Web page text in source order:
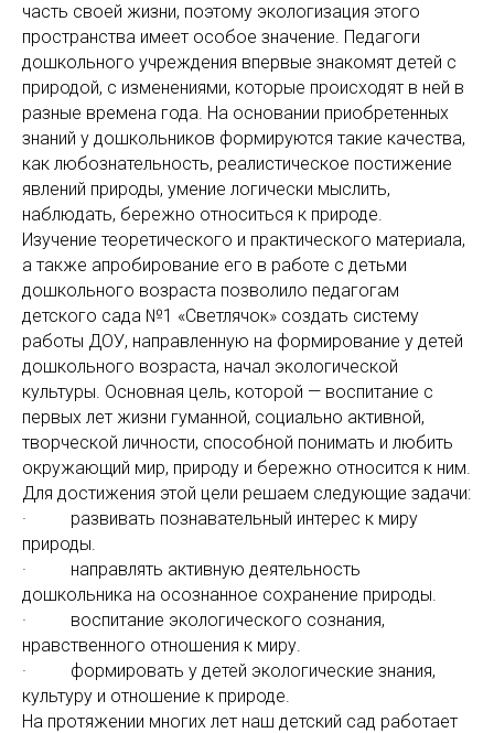
часть своей жизни, поэтому экологизация этого
пространства имеет особое значение. Педагоги
дошкольного учреждения впервые знакомят детей с
природой, с изменениями, которые происходят в ней в
разные времена года. На основании приобретенных
знаний у дошкольников формируются такие качества,
как любознательность, реалистическое постижение
явлений природы, умение логически мыслить,
наблюдать, бережно относиться к природе.
Изучение теоретического и практического материала,
а также апробирование его в работе с детьми
дошкольного возраста позволило педагогам
детского сада №1 «Светлячок» создать систему
работы ДОУ, направленную на формирование у детей
дошкольного возраста, начал экологической
культуры. Основная цель, которой — воспитание с
первых лет жизни гуманной, социально активной,
творческой личности, способной понимать и любить
окружающий мир, природу и бережно относится к ним.
Для достижения этой цели решаем следующие задачи:
· развивать познавательный интерес к миру
природы.
· направлять активную деятельность
дошкольника на осознанное сохранение природы.
· воспитание экологического сознания,
нравственного отношения к миру.
· формировать у детей экологические знания,
культуру и отношение к природе.
На протяжении многих лет наш детский сад работает